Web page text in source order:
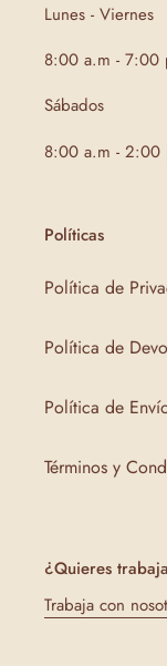
Lunes - Viernes
8:00 a.m - 7:00
Sábados
8:00 a.m - 2:00
Políticas
Política de
Política de
Política de
Términos y
¿Quieres
Trabaja con